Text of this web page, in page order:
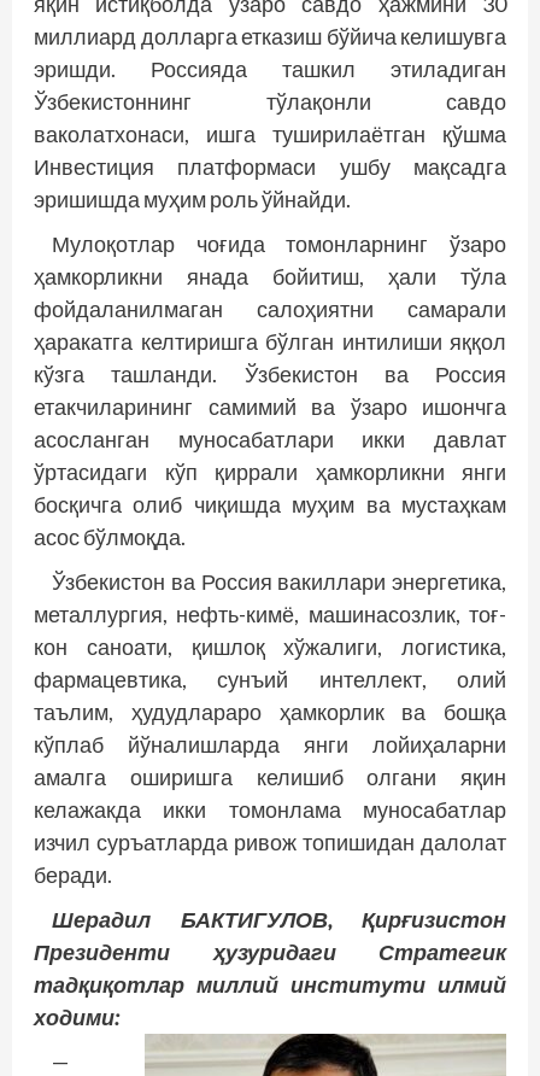
миллиард долларга етказиш бўйича келишувга
эришди. Россияда ташкил этиладиган
Ўзбекистоннинг тўлақонли савдо
ваколатхонаси, ишга туширилаётган қўшма
Инвестиция платформаси ушбу мақсадга
эришишда муҳим роль ўйнайди.
Мулоқотлар чоғида томонларнинг ўзаро
ҳамкорликни янада бойитиш, ҳали тўла
фойдаланилмаган салоҳиятни самарали
ҳаракатга келтиришга бўлган интилиши яққол
кўзга ташланди. Ўзбекистон ва Россия
етакчиларининг самимий ва ўзаро ишончга
асос­ланган муносабатлари икки давлат
ўртасидаги кўп қиррали ҳамкорликни янги
босқичга олиб чиқишда муҳим ва мустаҳкам
асос бўлмоқда.
Ўзбекистон ва Россия вакиллари энергетика,
металлургия, нефть-кимё, машинасозлик, тоғ-
кон саноати, қишлоқ хўжалиги, логистика,
фармацевтика, сунъий интеллект, олий
таълим, ҳудудлараро ҳамкорлик ва бошқа
кўплаб йўналишларда янги лойиҳаларни
амалга оширишга келишиб олгани яқин
келажакда икки томонлама муносабатлар
изчил суръатларда ривож топишидан далолат
беради.
Шерадил БАКТИГУЛОВ, Қирғизистон
Президенти ҳузуридаги Стратегик
тадқиқотлар миллий институти илмий
ходими:
—